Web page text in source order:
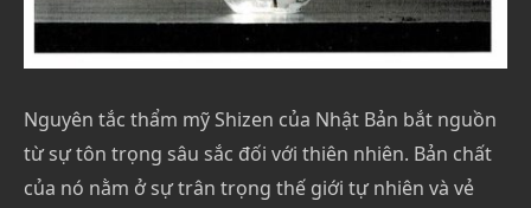
Nguyên tắc thẩm mỹ Shizen của Nhật Bản bắt nguồn
từ sự tôn trọng sâu sắc đối với thiên nhiên. Bản chất
của nó nằm ở sự trân trọng thế giới tự nhiên và vẻ